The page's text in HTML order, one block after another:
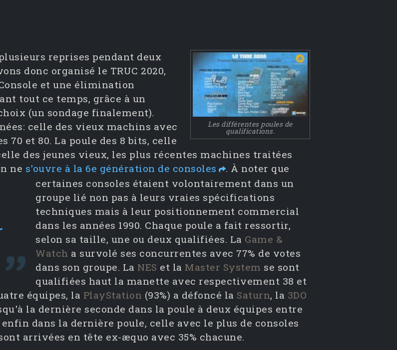
Les différentes poules de
qualifications.
reprises pendant deux
donc organisé le TRUC 2020,
et une élimination
tout ce temps, grâce à un
(un sondage finalement).
celle des vieux machins avec
70 et 80. La poule des 8 bits, celle
des jeunes vieux, les plus récentes machines traitées
ne s'ouvre à la 6e génération de consoles . À noter que
certaines consoles étaient volontairement dans un
groupe lié non pas à leurs vraies spécifications
techniques mais à leur positionnement commercial
dans les années 1990. Chaque poule a fait ressortir,
selon sa taille, une ou deux qualifiées. La Game &
Watch a survolé ses concurrentes avec 77% de votes
dans son groupe. La NES et la Master System se sont
qualifiées haut la manette avec respectivement 38 et
équipes, la PlayStation (93%) a défoncé la Saturn, la 3DO
la dernière seconde dans la poule à deux équipes entre
enfin dans la dernière poule, celle avec le plus de consoles
arrivées en tête ex-æquo avec 35% chacune.